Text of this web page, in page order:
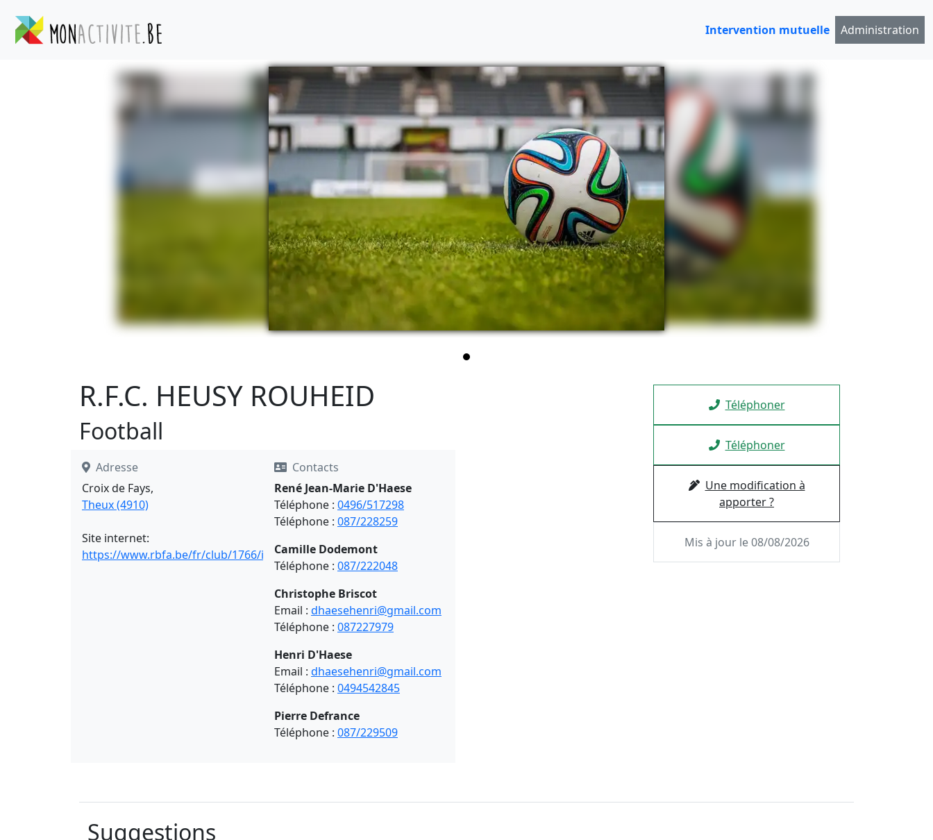
Intervention mutuelle Administration
R.F.C. HEUSY ROUHEID
Football
Adresse
Croix de Fays,
Theux (4910)
Site internet:
https://www.rbfa.be/fr/club/1766/infos
Contacts
René Jean-Marie D'Haese
Téléphone : 0496/517298
Téléphone : 087/228259
Camille Dodemont
Téléphone : 087/222048
Christophe Briscot
Email : dhaesehenri@gmail.com
Téléphone : 087227979
Henri D'Haese
Email : dhaesehenri@gmail.com
Téléphone : 0494542845
Pierre Defrance
Téléphone : 087/229509
Téléphoner
Téléphoner
Une modification à
apporter ?
Mis à jour le 08/08/2026
Suggestions